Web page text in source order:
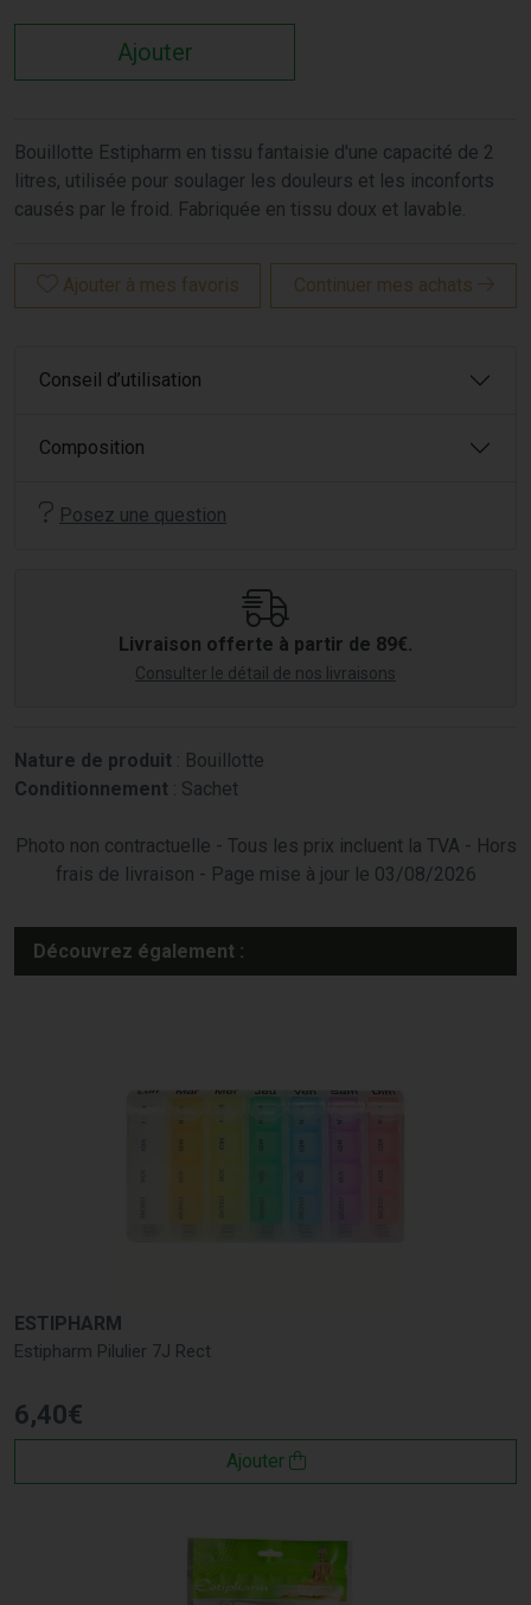
Ajouter
Bouillotte Estipharm en tissu fantaisie d'une capacité de 2
litres, utilisée pour soulager les douleurs et les inconforts
causés par le froid. Fabriquée en tissu doux et lavable.
Ajouter à mes favoris Continuer mes achats
Conseil d’utilisation
Composition
Posez une question
Livraison offerte à partir de 89€.
Consulter le détail de nos livraisons
Nature de produit : Bouillotte
Conditionnement : Sachet
Photo non contractuelle - Tous les prix incluent la TVA - Hors
frais de livraison - Page mise à jour le 03/08/2026
Découvrez également :
ESTIPHARM
Estipharm Pilulier 7J Rect
6,40€
Ajouter